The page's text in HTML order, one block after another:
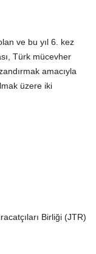
ve bu yıl 6. kez
Türk mücevher
amacıyla
üzere iki
Birliği (JTR)